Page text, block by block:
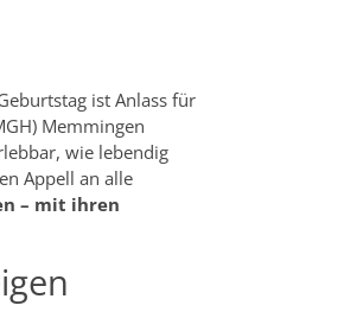
ist Anlass für
Memmingen
wie lebendig
Appell an alle
– mit ihren